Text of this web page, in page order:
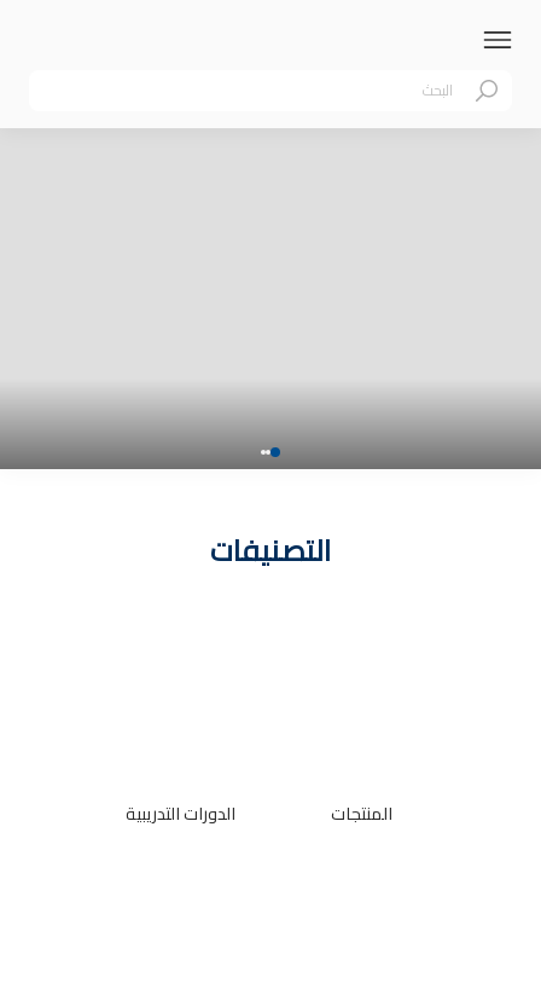
التصنيفات
المنتجات الدورات التدريبية